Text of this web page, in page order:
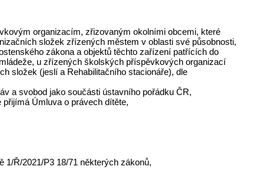
organizacím, zřizovaným okolními obcemi, které
složek zřízených městem v oblasti své působnosti,
zákona a objektů těchto zařízení patřících do
u zřízených školských příspěvkových organizací
složek (jeslí a Rehabilitačního stacionáře), dle
a svobod jako součásti ústavního pořádku ČR,
Úmluva o právech dítěte,
1/Ř/2021/P3 18/71 některých zákonů,